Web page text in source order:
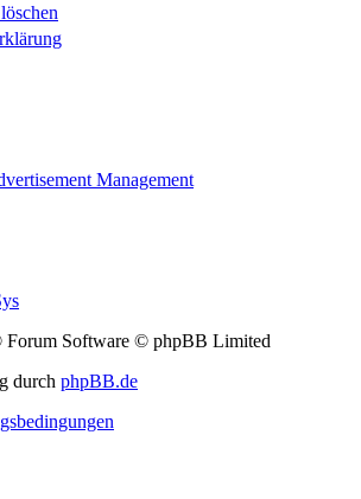
Management
Software © phpBB Limited
durch phpBB.de